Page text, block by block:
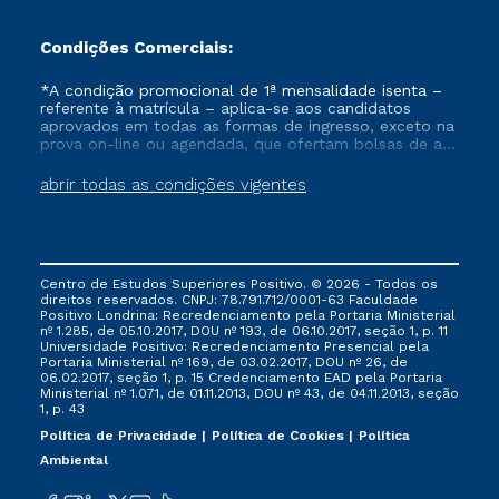
Condições Comerciais:
abrir todas as condições vigentes
*A condição promocional de 1ª mensalidade isenta –
referente à matrícula – aplica-se aos candidatos
aprovados em todas as formas de ingresso, exceto na
prova on-line ou agendada, que ofertam bolsas de até
vigente, que ainda não tenham efetivado e/ou não
tenham cancelado ou trancado sua matrícula em uma
via FIES, Prouni e outros programas governamentais, e
não se acumula com nenhuma outra campanha
ofertada pela Instituição.
Centro de Estudos Superiores Positivo. © 2026 - Todos os
direitos reservados. CNPJ: 78.791.712/0001-63 Faculdade
Positivo Londrina: Recredenciamento pela Portaria Ministerial
nº 1.285, de 05.10.2017, DOU nº 193, de 06.10.2017, seção 1, p. 11
Universidade Positivo: Recredenciamento Presencial ​pela
Portaria Ministerial nº 169, de 03.02.2017, DOU nº 26, de
06.02.2017, seção 1, p. 15 Credenciamento EAD pela Portaria
Ministerial nº 1.071, de 01.11.2013, DOU nº 43, de 04.11.2013, seção
1, p. 43
Política de Privacidade
Política de Cookies
Política
Ambiental